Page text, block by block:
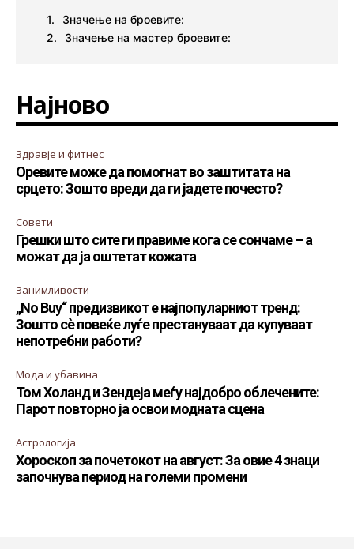
Значење на броевите:
Значење на мастер броевите:
Најново
Здравје и фитнес
Оревите може да помогнат во заштитата на
срцето: Зошто вреди да ги јадете почесто?
Совети
Грешки што сите ги правиме кога се сончаме – а
можат да ја оштетат кожата
Занимливости
„No Buy“ предизвикот е најпопуларниот тренд:
Зошто сè повеќе луѓе престануваат да купуваат
непотребни работи?
Мода и убавина
Том Холанд и Зендеја меѓу најдобро облечените:
Парот повторно ја освои модната сцена
Астрологија
Хороскоп за почетокот на август: За овие 4 знаци
започнува период на големи промени